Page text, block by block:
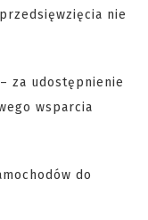
nie
za udostępnienie
wsparcia
do